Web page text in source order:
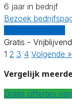
6 jaar in bedrijf
Bezoek
Gratis - Vrijblijvend
1 2 3 4 Volgende »
Vergelijk
Gratis offertes